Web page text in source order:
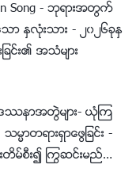
Song - ဘုရားအတြက္
သာ ႏွလုံးသား - ၂၀၂၆ခုႏွ
းျခင္း၏ အသံမ်ား
နာအတြဲမ်ား- ယုံၾက
မၼာတရားရွာေဖြျခင္း -
တိမ္စီး၍ ႂကြဆင္းမည္ကို